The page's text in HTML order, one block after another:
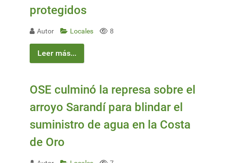
protegidos
Autor Locales 8
Leer más...
OSE culminó la represa sobre el
arroyo Sarandí para blindar el
suministro de agua en la Costa
de Oro